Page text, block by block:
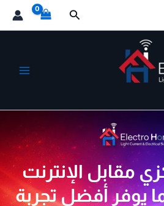
البحث
مقابل الإنترنت
يوفر أفضل تجربة